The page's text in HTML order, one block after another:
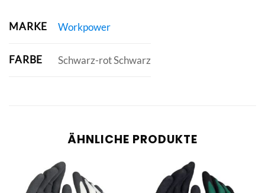
MARKE Workpower
FARBE Schwarz-rot Schwarz
ÄHNLICHE PRODUKTE